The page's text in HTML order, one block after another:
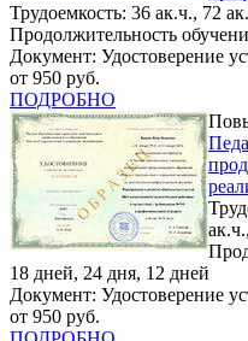
Трудоемкость: 36 ак.ч., 72
Продолжительность
Документ: Удостоверение
от 950 руб.
ПОДРОБНО
18 дней, 24 дня, 12 дней
Документ: Удостоверение
от 950 руб.